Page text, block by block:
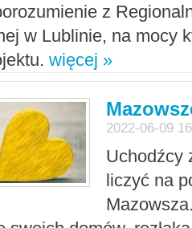
z
w Lublinie, na mocy
więcej »
2022-06-09
Uchodźcy
liczyć na